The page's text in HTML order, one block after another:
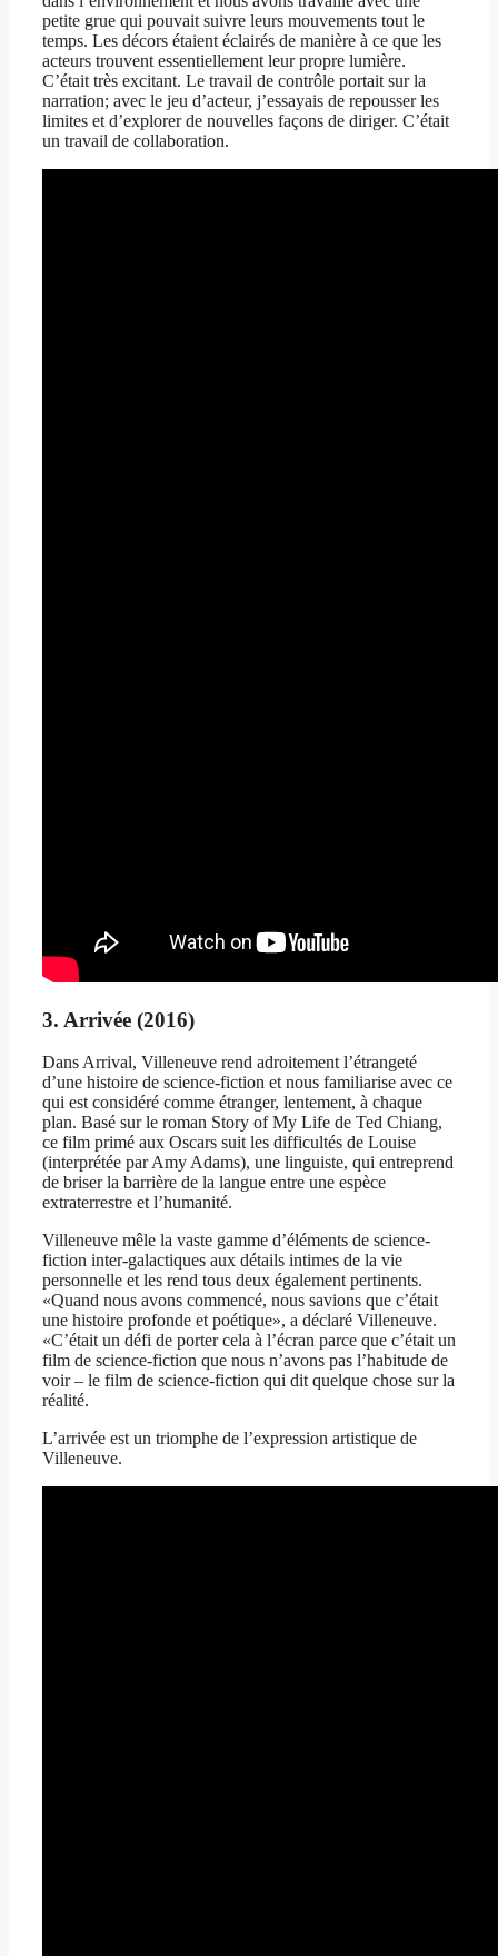
petite grue qui pouvait suivre leurs mouvements tout le
temps. Les décors étaient éclairés de manière à ce que les
acteurs trouvent essentiellement leur propre lumière.
C’était très excitant. Le travail de contrôle portait sur la
narration; avec le jeu d’acteur, j’essayais de repousser les
limites et d’explorer de nouvelles façons de diriger. C’était
un travail de collaboration.
3. Arrivée (2016)
Dans Arrival, Villeneuve rend adroitement l’étrangeté
d’une histoire de science-fiction et nous familiarise avec ce
qui est considéré comme étranger, lentement, à chaque
plan. Basé sur le roman Story of My Life de Ted Chiang,
ce film primé aux Oscars suit les difficultés de Louise
(interprétée par Amy Adams), une linguiste, qui entreprend
de briser la barrière de la langue entre une espèce
extraterrestre et l’humanité.
Villeneuve mêle la vaste gamme d’éléments de science-
fiction inter-galactiques aux détails intimes de la vie
personnelle et les rend tous deux également pertinents.
«Quand nous avons commencé, nous savions que c’était
une histoire profonde et poétique», a déclaré Villeneuve.
«C’était un défi de porter cela à l’écran parce que c’était un
film de science-fiction que nous n’avons pas l’habitude de
voir – le film de science-fiction qui dit quelque chose sur la
réalité.
L’arrivée est un triomphe de l’expression artistique de
Villeneuve.